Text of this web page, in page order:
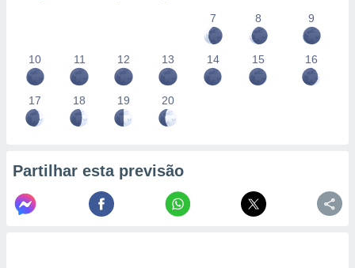
7
8 9
10 11 12 13 14 15 16
17 18 19 20
Partilhar esta previsão